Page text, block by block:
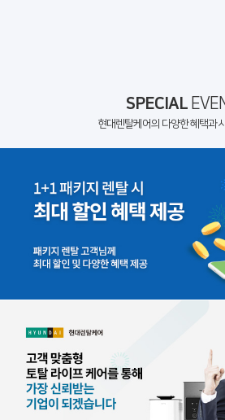
SPECIAL
현대렌탈케어의 다양한 혜택과